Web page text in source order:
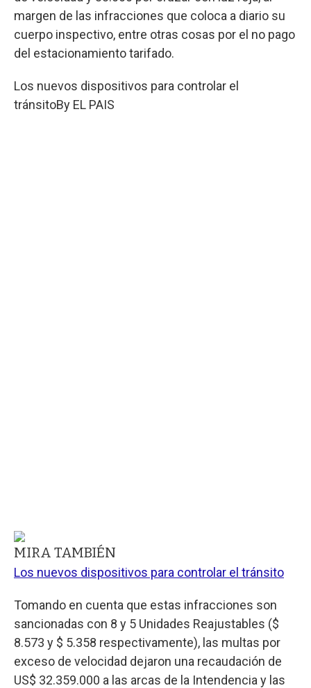
margen de las infracciones que coloca a diario su
cuerpo inspectivo, entre otras cosas por el no pago
del estacionamiento tarifado.
Los nuevos dispositivos para controlar el
tránsitoBy EL PAIS
MIRA TAMBIÉN
Los nuevos dispositivos para controlar el tránsito
Tomando en cuenta que estas infracciones son
sancionadas con 8 y 5 Unidades Reajustables ($
8.573 y $ 5.358 respectivamente), las multas por
exceso de velocidad dejaron una recaudación de
US$ 32.359.000 a las arcas de la Intendencia y las